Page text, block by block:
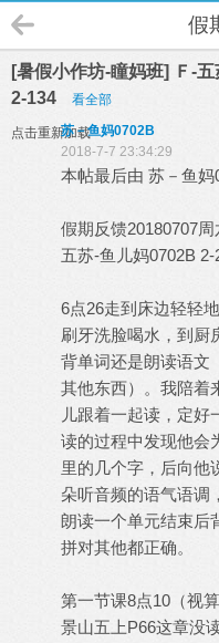
假
[暑假小作坊-瞳妈班] Ｆ-
2-134
看全部
点击重新加载苏－鱼妈0702B
2018-7-7 23:34:29
本帖最后由 苏－鱼妈
假期反馈20180707周
五苏-鱼儿妈0702B 2-
6点26走到床边轻轻
刷牙洗脸喝水，到厨
背单词还是朗读语文
其他东西）。我陪着
儿跟着一起读，定好
读的过程中发现他会
里的几个字，后向他
朵听音频的语气语调
朗读一个单元结束后
拼对其他都正确。
第一节课8点10（视
景山五上P66这章没